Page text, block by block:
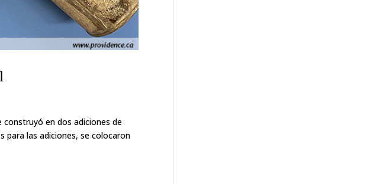
construyó en dos adiciones de
para las adiciones, se colocaron